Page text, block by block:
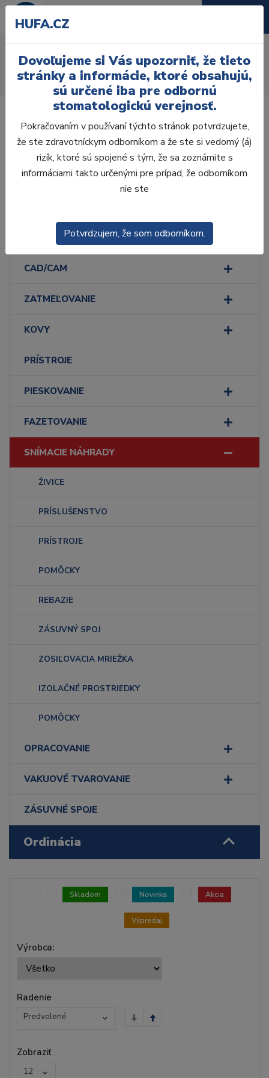
Úvod
Laboratórium, Zub. technika
Snímacie náhrady
Laboratórium, Zub.
technika
VOSKOVÁ MODELÁCIA
CAD/CAM
ZATMEĽOVANIE
KOVY
PRÍSTROJE
PIESKOVANIE
FAZETOVANIE
SNÍMACIE NÁHRADY
ŽIVICE
PRÍSLUŠENSTVO
PRÍSTROJE
POMÔCKY
REBAZIE
ZÁSUVNÝ SPOJ
ZOSIĽOVACIA MRIEŽKA
IZOLAČNÉ PROSTRIEDKY
POMÔCKY
OPRACOVANIE
VAKUOVÉ TVAROVANIE
ZÁSUVNÉ SPOJE
Ordinácia
Výrobca:
Skladom Novinka Akcia
Výpredaj
Radenie
Predvolené
Zobraziť
12
HUFA.CZ
Dovoľujeme si Vás upozorniť, že tieto
stránky a informácie, ktoré obsahujú,
sú určené iba pre odbornú
stomatologickú verejnosť.
Pokračovaním v používaní týchto stránok potvrdzujete,
že ste zdravotníckym odborníkom a že ste si vedomý (á)
rizík, ktoré sú spojené s tým, že sa zoznámite s
informáciami takto určenými pre prípad, že odborníkom
nie ste
Potvrdzujem, že som odborníkom.